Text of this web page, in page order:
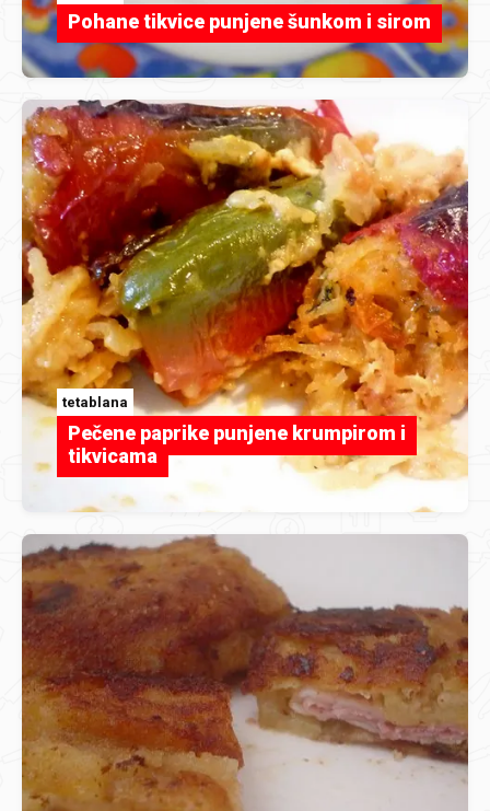
Pohane tikvice punjene šunkom i sirom
tetablana
Pečene paprike punjene krumpirom i
tikvicama